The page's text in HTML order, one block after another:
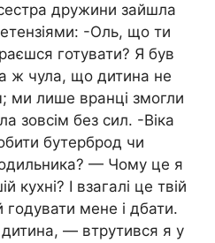
дружини зайшла
-Оль, що ти
готувати? Я був
ж чула, що дитина не
ми лише вранці змогли
зовсім без сил. -Віка
бутерброд чи
— Чому це я
кухні? І взагалі це твій
годувати мене і дбати.
— втрутився я у